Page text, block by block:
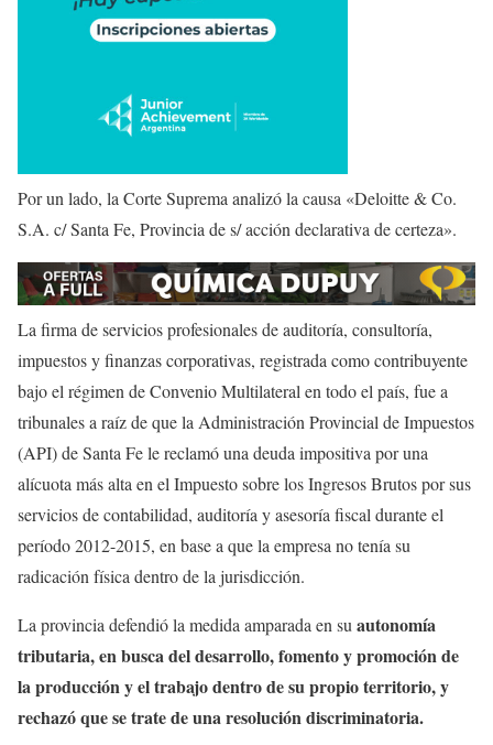
Por un lado, la Corte Suprema analizó la causa «Deloitte & Co.
S.A. c/ Santa Fe, Provincia de s/ acción declarativa de certeza».
La firma de servicios profesionales de auditoría, consultoría,
impuestos y finanzas corporativas, registrada como contribuyente
bajo el régimen de Convenio Multilateral en todo el país, fue a
tribunales a raíz de que la Administración Provincial de Impuestos
(API) de Santa Fe le reclamó una deuda impositiva por una
alícuota más alta en el Impuesto sobre los Ingresos Brutos por sus
servicios de contabilidad, auditoría y asesoría fiscal durante el
período 2012-2015, en base a que la empresa no tenía su
radicación física dentro de la jurisdicción.
La provincia defendió la medida amparada en su autonomía
tributaria, en busca del desarrollo, fomento y promoción de
la producción y el trabajo dentro de su propio territorio, y
rechazó que se trate de una resolución discriminatoria.